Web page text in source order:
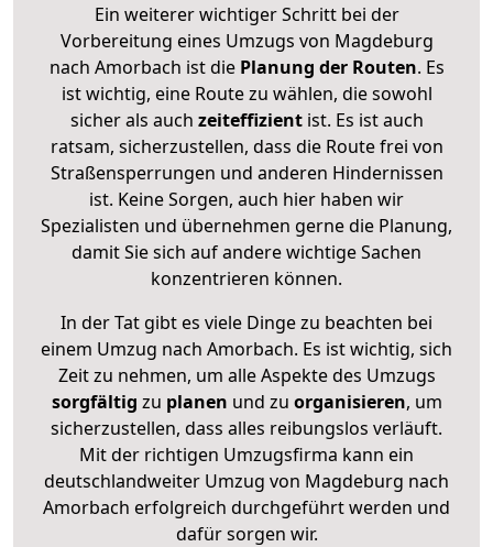
Ein weiterer wichtiger Schritt bei der
Vorbereitung eines Umzugs von Magdeburg
nach Amorbach ist diePlanung der Routen. Es
ist wichtig, eine Route zu wählen, die sowohl
sicher als auch zeiteffizientist. Es ist auch
ratsam, sicherzustellen, dass die Route frei von
Straßensperrungen und anderen Hindernissen
ist. Keine Sorgen, auch hier haben wir
Spezialisten und übernehmen gerne die Planung,
damit Sie sich auf andere wichtige Sachen
konzentrieren können.
In der Tat gibt es viele Dinge zu beachten bei
einem Umzug nach Amorbach. Es ist wichtig, sich
Zeit zu nehmen, um alle Aspekte des Umzugs
sorgfältig zu planen und zu organisieren, um
sicherzustellen, dass alles reibungslos verläuft.
Mit der richtigen Umzugsfirma kann ein
deutschlandweiter Umzug von Magdeburg nach
Amorbach erfolgreich durchgeführt werden und
dafür sorgen wir.